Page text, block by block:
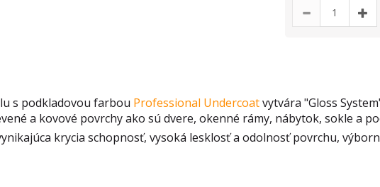
s podkladovou farbou Professional Undercoatvytvára "Gloss
a kovové povrchy ako sú dvere, okenné rámy, nábytok, sokle a
krycia schopnosť, vysoká lesklosť a odolnosť povrchu,